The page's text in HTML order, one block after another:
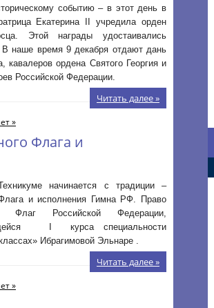
событию – в этот день в
Екатерина II учредила орден
Этой награды удостаивались
В наше время 9 декабря отдают дань
кавалеров ордена Святого Георгия и
Российской Федерации.
Читать далее »
»
Флага и
начинается с традиции –
Флага и исполнения Гимна РФ. Право
Флаг Российской Федерации,
I курса специальности
Ибрагимовой Эльнаре .
Читать далее »
»